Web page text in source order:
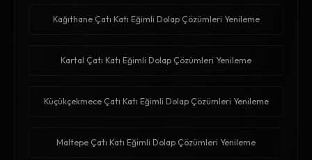
Kağıthane Çatı Katı Eğimli Dolap Çözümleri Yenileme
Kartal Çatı Katı Eğimli Dolap Çözümleri Yenileme
Küçükçekmece Çatı Katı Eğimli Dolap Çözümleri Yenileme
Maltepe Çatı Katı Eğimli Dolap Çözümleri Yenileme